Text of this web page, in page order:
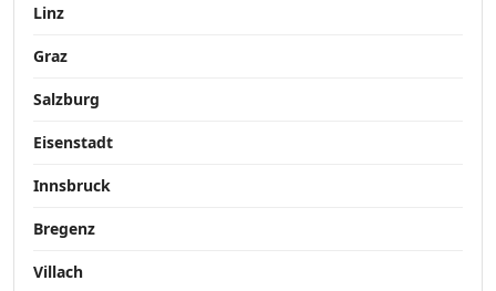
Linz
Graz
Salzburg
Eisenstadt
Innsbruck
Bregenz
Villach